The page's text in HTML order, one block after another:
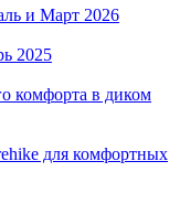
и Март 2026
2025
комфорта в диком
для комфортных